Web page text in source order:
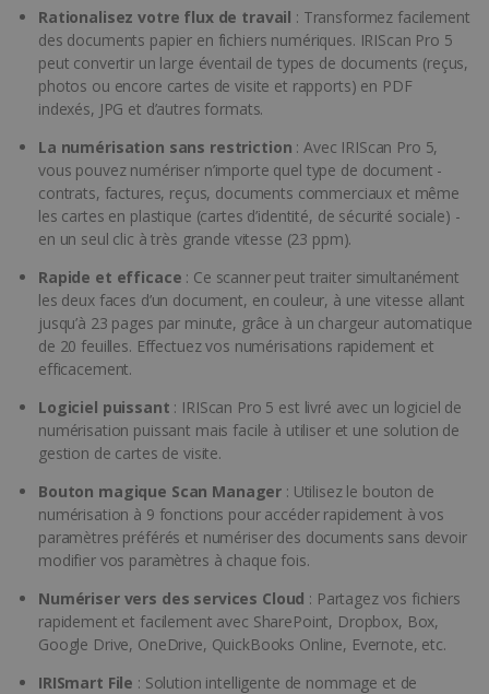
Rationalisez votre flux de travail : Transformez facilement
des documents papier en fichiers numériques. IRIScan Pro 5
peut convertir un large éventail de types de documents (reçus,
photos ou encore cartes de visite et rapports) en PDF
indexés, JPG et d’autres formats.
La numérisation sans restriction : Avec IRIScan Pro 5,
vous pouvez numériser n’importe quel type de document -
contrats, factures, reçus, documents commerciaux et même
les cartes en plastique (cartes d’identité, de sécurité sociale) -
en un seul clic à très grande vitesse (23 ppm).
Rapide et efficace : Ce scanner peut traiter simultanément
les deux faces d’un document, en couleur, à une vitesse allant
jusqu’à 23 pages par minute, grâce à un chargeur automatique
de 20 feuilles. Effectuez vos numérisations rapidement et
efficacement.
Logiciel puissant : IRIScan Pro 5 est livré avec un logiciel de
numérisation puissant mais facile à utiliser et une solution de
gestion de cartes de visite.
Bouton magique Scan Manager : Utilisez le bouton de
numérisation à 9 fonctions pour accéder rapidement à vos
paramètres préférés et numériser des documents sans devoir
modifier vos paramètres à chaque fois.
Numériser vers des services Cloud : Partagez vos fichiers
rapidement et facilement avec SharePoint, Dropbox, Box,
Google Drive, OneDrive, QuickBooks Online, Evernote, etc.
IRISmart File : Solution intelligente de nommage et de